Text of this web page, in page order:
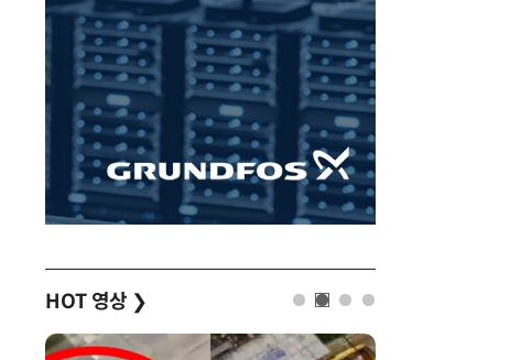
HOT 영상 ❯